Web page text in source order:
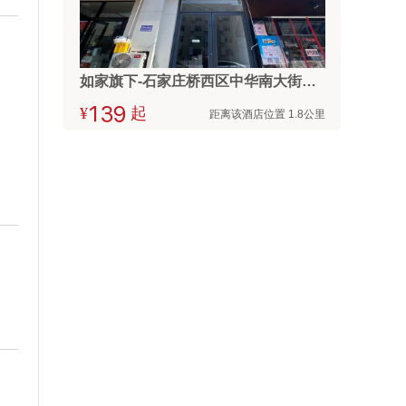
如家旗下-石家庄桥西区中华南大街新火车站驿禾酒店
¥  起 距离该酒店位置 1.8公里